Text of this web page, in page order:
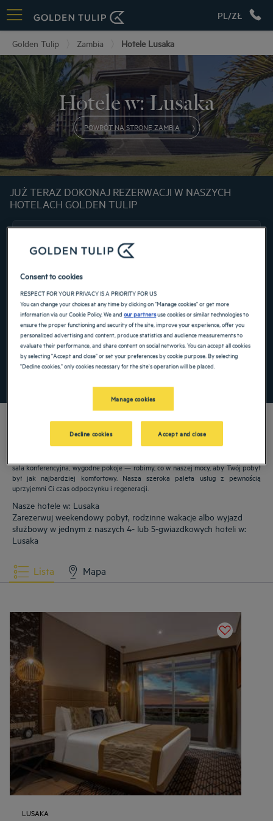
PL/ZŁ
Golden Tulip Zambia Hotele Lusaka
Hotele w: Lusaka
POWRÓT NA STRONĘ ZAMBIA
JUŻ TERAZ DOKONAJ REZERWACJI W NASZYCH
HOTELACH GOLDEN TULIP
Navigate forward to interact with the calendar and select a date. Press the
Navigate backward to interact with the
Dodaj specjalny kod
sala konferencyjna, wygodne pokoje — robimy, co w naszej mocy, aby Twój pobyt
był jak najbardziej komfortowy. Nasza szeroka paleta usług z pewnością
uprzyjemni Ci czas odpoczynku i regeneracji.
Nasze hotele w: Lusaka
Zarezerwuj weekendowy pobyt, rodzinne wakacje albo wyjazd
służbowy w jednym z naszych 4- lub 5-gwiazdkowych hoteli w:
Lusaka
Lista Mapa
LUSAKA
Consent to cookies
RESPECT FOR YOUR PRIVACY IS A PRIORITY FOR US
You can change your choices at any time by clicking on "Manage cookies" or get more
information via our Cookie Policy. We andour partnersuse cookies or similar technologies to
ensure the proper functioning and security of the site, improve your experience, offer you
personalized advertising and content, produce statistics and audience measurements to
evaluate their performance, and share content on social networks. You can accept all cookies
by selecting "Accept and close" or set your preferences by cookie purpose. By selecting
"Decline cookies," only cookies necessary for the site's operation will be placed.
Manage cookies
Decline cookies Accept and close